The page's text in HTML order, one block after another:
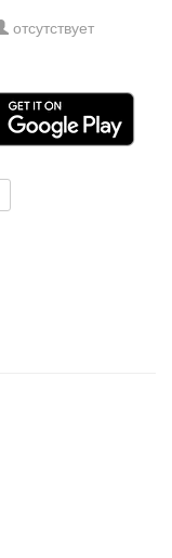
отсутствует